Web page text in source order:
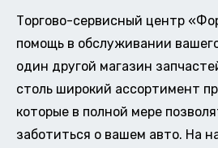
Торгово-сервисный центр
помощь в обслуживании
один другой магазин
столь широкий ассортимент
которые в полной мере
заботиться о вашем авто. На